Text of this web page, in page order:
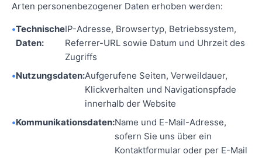
Arten personenbezogener Daten erhoben werden:
Technische
Daten:
IP-Adresse, Browsertyp, Betriebssystem,
Referrer-URL sowie Datum und Uhrzeit des
Zugriffs
Nutzungsdaten:Aufgerufene Seiten, Verweildauer,
Klickverhalten und Navigationspfade
innerhalb der Website
Kommunikationsdaten:Name und E-Mail-Adresse,
sofern Sie uns über ein
Kontaktformular oder per E-Mail